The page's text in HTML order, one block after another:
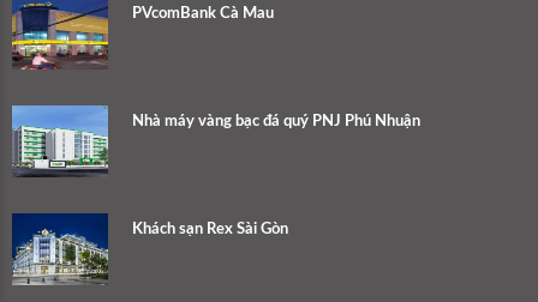
PVcomBank Cà Mau
Nhà máy vàng bạc đá quý PNJ Phú Nhuận
Khách sạn Rex Sài Gòn